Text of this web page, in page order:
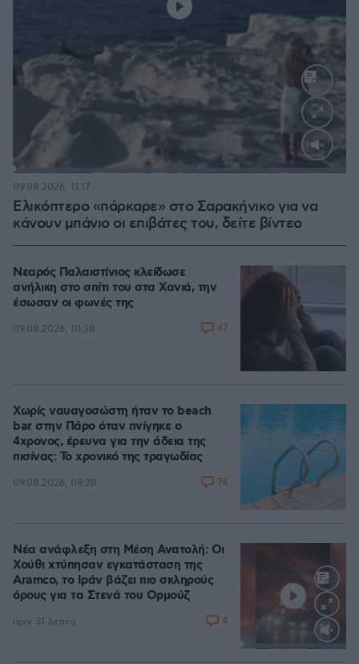
Loaded
Ελικόπτερο «πάρκαρε» στο Σαρακήνικο για να
κάνουν μπάνιο οι επιβάτες του, δείτε βίντεο
09.08.2026, 11:17
Νεαρός Παλαιστίνιος κλείδωσε
ανήλικη στο σπίτι του στα Χανιά, την
έσωσαν οι φωνές της
09.08.2026, 10:38 47
Χωρίς ναυαγοσώστη ήταν το beach
bar στην Πάρο όταν πνίγηκε ο
4χρονος, έρευνα για την άδεια της
πισίνας: Το χρονικό της τραγωδίας
09.08.2026, 09:28 74
Loaded :
Νέα ανάφλεξη στη Μέση Ανατολή: Οι
Χούθι χτύπησαν εγκατάσταση της
Aramco, το Ιράν βάζει πιο σκληρούς
όρους για τα Στενά του Ορμούζ
πριν 31 λεπτά 4